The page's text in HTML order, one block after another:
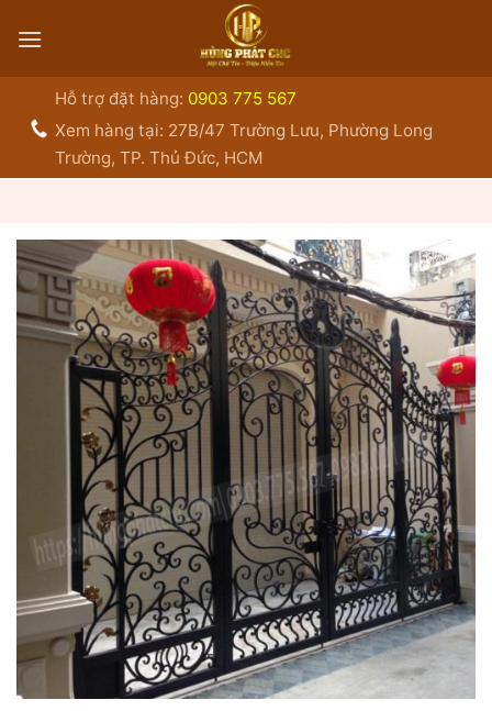
qua
Hỗ trợ đặt hàng: 0903 775 567
Xem hàng tại: 27B/47 Trường Lưu, Phường Long
Trường, TP. Thủ Đức, HCM